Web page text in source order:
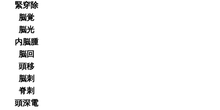
緊穿除
脳覚
脳光
内脳腫
脳回
頭移
脳刺
脊刺
頭深電